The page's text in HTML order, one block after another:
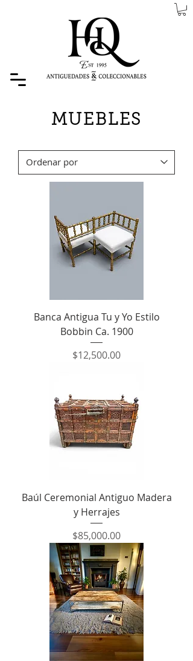
MUEBLES
Banca Antigua Tu y Yo Estilo
Bobbin Ca. 1900
Precio
$12,500.00
Baúl Ceremonial Antiguo Madera
y Herrajes
Precio
$85,000.00